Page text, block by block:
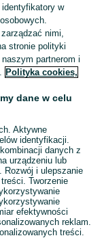
tak
główną.
w
nimi,
stronie polityki
partnerom i
Polityka cookies,
dane w celu
Aktywne
identyfikacji.
danych z
urządzeniu lub
Rozwój i ulepszanie
Tworzenie
efektywności
reklam.
treści.